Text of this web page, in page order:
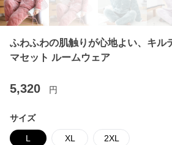
ふわふわの肌触りが心地よい、キル
マセット ルームウェア
5,320 円
サイズ
L XL 2XL